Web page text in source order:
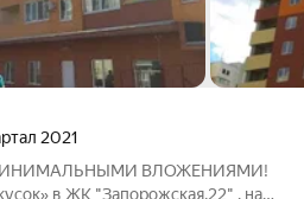
2021
ВЛОЖЕНИЯМИ!
в ЖК "Запорожская,22" . на